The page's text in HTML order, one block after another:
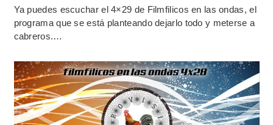
Ya puedes escuchar el 4×29 de Filmfilicos en las ondas, el
programa que se está planteando dejarlo todo y meterse a
cabreros.…